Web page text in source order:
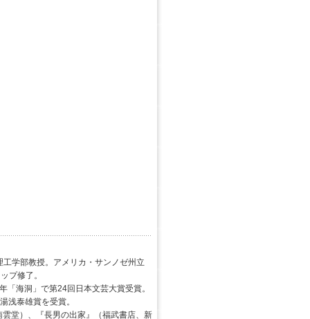
学部教授。アメリカ・サンノゼ州立
プ修了。
海洞」で第24回日本文芸大賞受賞。
浅泰雄賞を受賞。
堂）、『長男の出家』（福武書店、新